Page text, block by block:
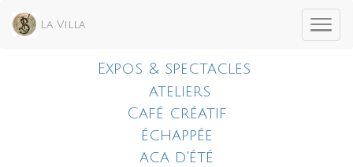
La Villa
Expos & spectacles
ateliers
Café créatif
échappée
aca d'été